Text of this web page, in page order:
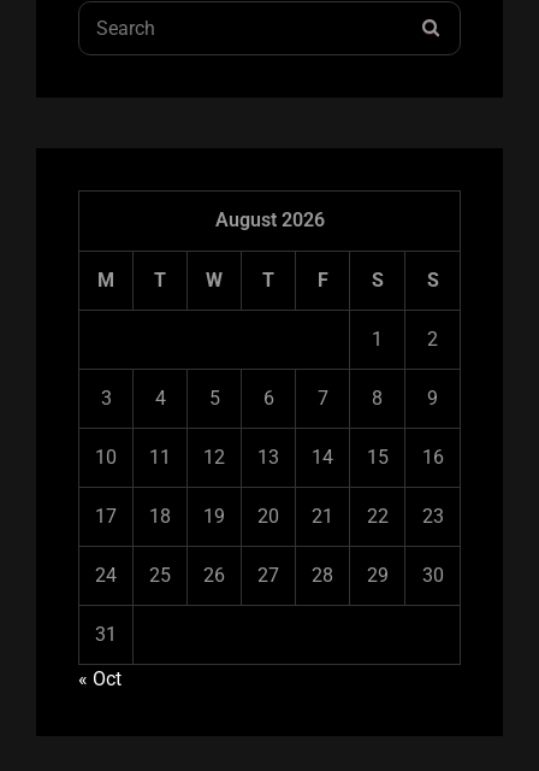
Search
for:
August 2026
M T W T F S S
1 2
3 4 5 6 7 8 9
10 11 12 13 14 15 16
17 18 19 20 21 22 23
24 25 26 27 28 29 30
31
« Oct